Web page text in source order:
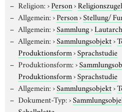
Religion:›Person›
Allgemein:›Person›Stellung/
Allgemein:›Sammlung›
Allgemein:›Sammlungsobjekt›
Produktionsform›Sprachstudie
Produktionsform:›
Produktionsform›Sprachstudie
Allgemein:›Sammlungsobjekt›
Dokument-Typ:›